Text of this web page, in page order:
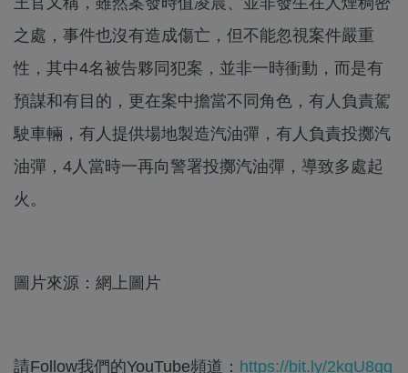
之處，事件也沒有造成傷亡，但不能忽視案件嚴重
性，其中4名被告夥同犯案，並非一時衝動，而是有
預謀和有目的，更在案中擔當不同角色，有人負責駕
駛車輛，有人提供場地製造汽油彈，有人負責投擲汽
油彈，4人當時一再向警署投擲汽油彈，導致多處起
火。
圖片來源：網上圖片
請Follow我們的YouTube頻道： https://bit.ly/2kgU8qg